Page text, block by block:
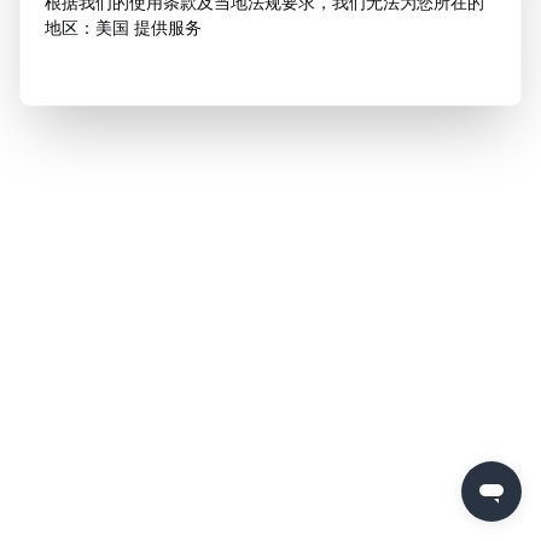
地区：美国 提供服务